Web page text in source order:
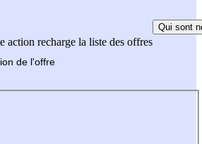
action recharge la liste des offres
Qui sont
de l'offre